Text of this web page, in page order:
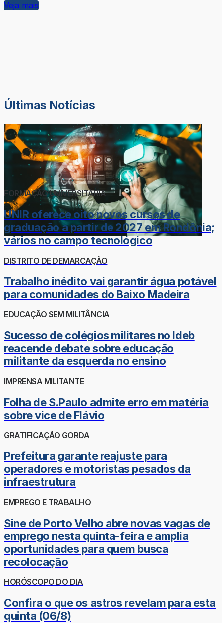
Veja mais
Últimas Notícias
FORMAÇÃO UNIVERSITÁRIA
UNIR oferece oito novos cursos de
graduação a partir de 2027 em Rondônia;
vários no campo tecnológico
DISTRITO DE DEMARCAÇÃO
Trabalho inédito vai garantir água potável
para comunidades do Baixo Madeira
EDUCAÇÃO SEM MILITÂNCIA
Sucesso de colégios militares no Ideb
reacende debate sobre educação
militante da esquerda no ensino
IMPRENSA MILITANTE
Folha de S.Paulo admite erro em matéria
sobre vice de Flávio
GRATIFICAÇÃO GORDA
Prefeitura garante reajuste para
operadores e motoristas pesados da
infraestrutura
EMPREGO E TRABALHO
Sine de Porto Velho abre novas vagas de
emprego nesta quinta-feira e amplia
oportunidades para quem busca
recolocação
HORÓSCOPO DO DIA
Confira o que os astros revelam para esta
quinta (06/8)